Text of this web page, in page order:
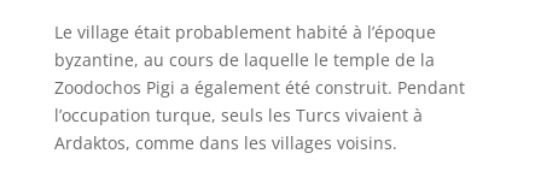
Le village était probablement habité à l’époque
byzantine, au cours de laquelle le temple de la
Zoodochos Pigi a également été construit. Pendant
l’occupation turque, seuls les Turcs vivaient à
Ardaktos, comme dans les villages voisins.